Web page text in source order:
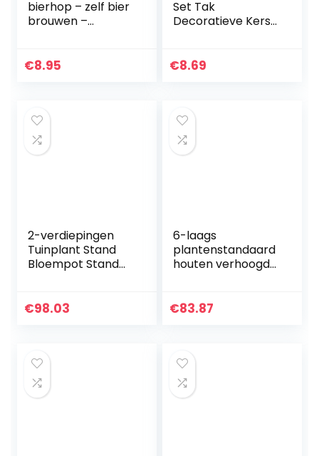
bierhop – zelf bier
brouwen –
plant – 60-80 cm
€8.95
Set Tak
Decoratieve Kerst
Craft Decoratie 3
€8.69
2-verdiepingen
Tuinplant Stand
Bloempot Stand
Stand
€98.03
6-laags
plantenstandaard
houten verhoogde
bloemendisplay
houten…
€83.87